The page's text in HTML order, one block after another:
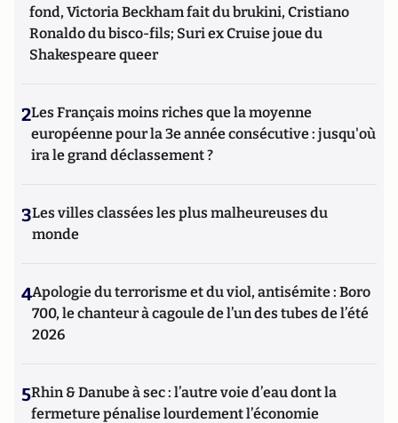
fond, Victoria Beckham fait du brukini, Cristiano
Ronaldo du bisco-fils; Suri ex Cruise joue du
Shakespeare queer
2Les Français moins riches que la moyenne
européenne pour la 3e année consécutive : jusqu'où
ira le grand déclassement ?
3Les villes classées les plus malheureuses du
monde
4Apologie du terrorisme et du viol, antisémite : Boro
700, le chanteur à cagoule de l’un des tubes de l’été
2026
5Rhin & Danube à sec : l’autre voie d’eau dont la
fermeture pénalise lourdement l’économie